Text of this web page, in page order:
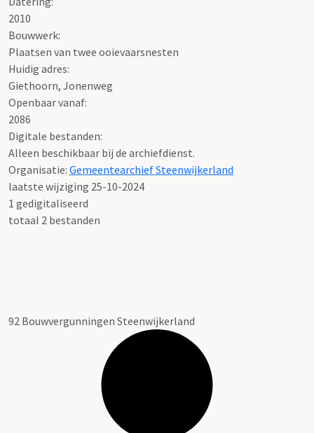
2010
Bouwwerk:
Plaatsen van twee ooievaarsnesten
Huidig adres:
Giethoorn, Jonenweg
Openbaar vanaf:
2086
Digitale bestanden:
Alleen beschikbaar bij de archiefdienst.
Organisatie: Gemeentearchief Steenwijkerland
laatste wijziging 25-10-2024
1 gedigitaliseerd
totaal 2 bestanden
92 Bouwvergunningen Steenwijkerland